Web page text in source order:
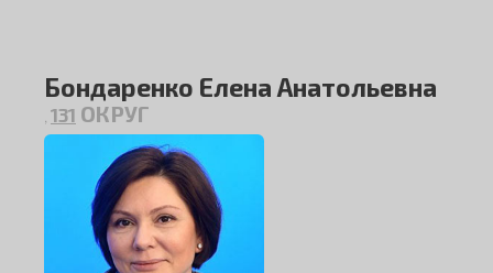
Бондаренко Елена Анатольевна
131 ОКРУГ